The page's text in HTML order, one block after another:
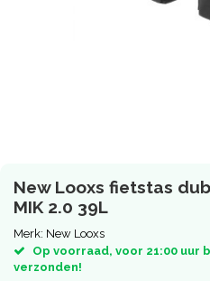
New Looxs fietstas
MIK 2.0 39L
Merk: New Looxs
Op voorraad, voor 21:00 uur
verzonden!